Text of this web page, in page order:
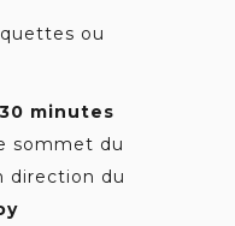
ou
30 minutes
sommet du
direction du